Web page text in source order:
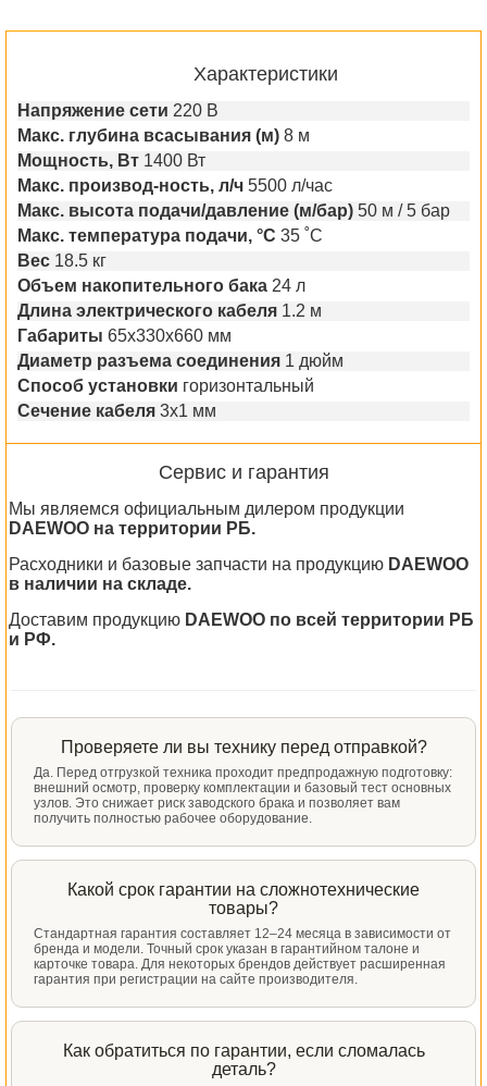
Характеристики
Напряжение сети 220 В
Макс. глубина всасывания (м) 8 м
Мощность, Вт 1400 Вт
Макс. производ-ность, л/ч 5500 л/час
Макс. высота подачи/давление (м/бар) 50 м / 5 бар
Макс. температура подачи, °C 35 ˚C
Вес 18.5 кг
Объем накопительного бака 24 л
Длина электрического кабеля 1.2 м
Габариты 65x330x660 мм
Диаметр разъема соединения 1 дюйм
Способ установки горизонтальный
Сечение кабеля 3х1 мм
Сервис и гарантия
Мы являемся официальным дилером продукции
DAEWOO на территории РБ.
Расходники и базовые запчасти на продукцию DAEWOO
в наличии на складе.
Доставим продукцию DAEWOO по всей территории РБ
и РФ.
Проверяете ли вы технику перед отправкой?
Да. Перед отгрузкой техника проходит предпродажную подготовку:
внешний осмотр, проверку комплектации и базовый тест основных
узлов. Это снижает риск заводского брака и позволяет вам
получить полностью рабочее оборудование.
Какой срок гарантии на сложнотехнические
товары?
Стандартная гарантия составляет 12–24 месяца в зависимости от
бренда и модели. Точный срок указан в гарантийном талоне и
карточке товара. Для некоторых брендов действует расширенная
гарантия при регистрации на сайте производителя.
Как обратиться по гарантии, если сломалась
деталь?